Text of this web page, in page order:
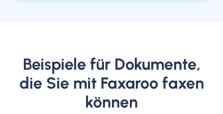
Beispiele für Dokumente,
die Sie mit Faxaroo faxen
können